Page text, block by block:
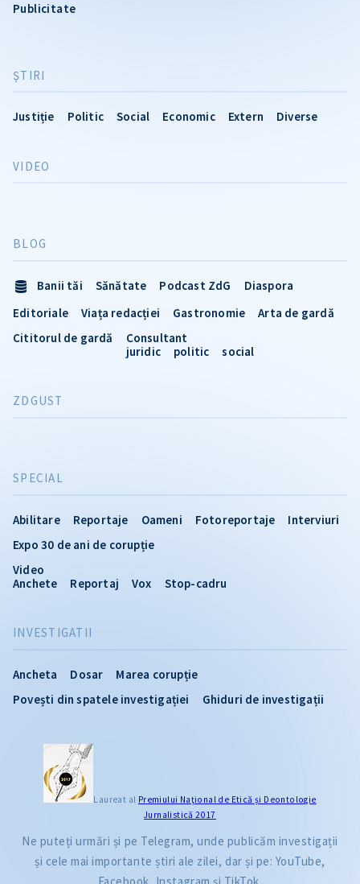
Publicitate
ŞTIRI
Justiție Politic Social Economic Extern Diverse
INVESTIGATII
Ancheta Dosar
Marea corupție
Povești din spatele investigației
Ghiduri de investigații
VIDEO
SPECIAL
Abilitare Reportaje Oameni Fotoreportaje
Interviuri
Expo 30 de ani de corupție
Video
Anchete
Reportaj Vox Stop-cadru
BLOG
Banii tăi Sănătate Podcast ZdG
Diaspora
Editoriale
Viața redacției Gastronomie
Arta de gardă
Cititorul de gardă
Consultant
juridic
politic social
ZDGUST
Laureat al Premiului Naţional de Etică și Deontologie
Jurnalistică 2017
Ne puteți urmări și pe Telegram, unde publicăm investigații
și cele mai importante știri ale zilei, dar și pe: YouTube,
Facebook, Instagram și TikTok.